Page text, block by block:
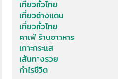
เที่ยวทั่วไทย
เที่ยวต่างแดน
เที่ยวทั่วไทย
คาเฟ่ ร้านอาาหาร
เกาะกระแส
เส้นทางรวย
กำไรชีวิต